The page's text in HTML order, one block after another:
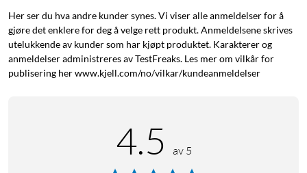
Her ser du hva andre kunder synes. Vi viser alle anmeldelser for å
gjøre det enklere for deg å velge rett produkt. Anmeldelsene skrives
utelukkende av kunder som har kjøpt produktet. Karakterer og
anmeldelser administreres av TestFreaks. Les mer om vilkår for
publisering her www.kjell.com/no/vilkar/kundeanmeldelser
4.5 av 5